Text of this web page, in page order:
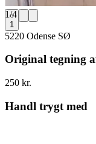
1/4
1
5220 Odense SØ
Original tegning
250 kr.
Handl trygt med